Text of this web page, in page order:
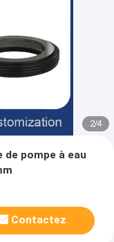
2/4
pompe à eau
Contactez